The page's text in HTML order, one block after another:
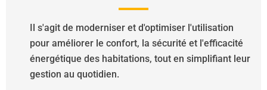
Il s'agit de moderniser et d'optimiser l'utilisation
pour améliorer le confort, la sécurité et l'efficacité
énergétique des habitations, tout en simplifiant leur
gestion au quotidien.